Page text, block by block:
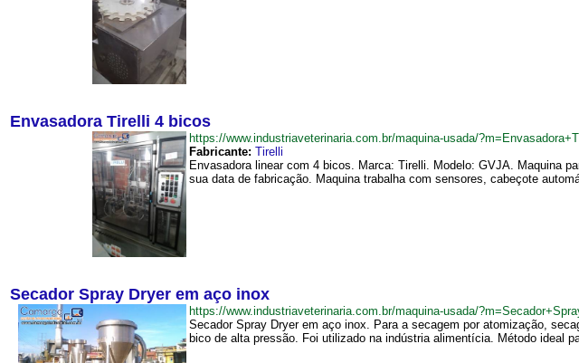
Envasadora Tirelli 4 bicos
https://www.industriaveterinaria.com.br/maquina-usada/
Fabricante: Tirelli
Envasadora linear com 4 bicos. Marca: Tirelli. Modelo: GVJA. Maquina
sua data de fabricação. Maquina trabalha com sensores, cabeçote
Secador Spray Dryer em aço inox
https://www.industriaveterinaria.com.br/maquina-usada/
Secador Spray Dryer em aço inox. Para a secagem por atomização,
bico de alta pressão. Foi utilizado na indústria alimentícia. Método ideal